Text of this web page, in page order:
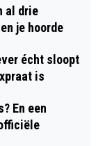
al drie
je hoorde
écht sloopt
is
En een